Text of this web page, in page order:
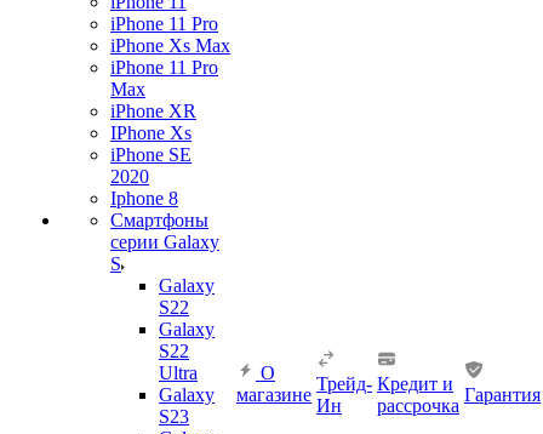
iPhone 11 Pro
iPhone Xs Max
iPhone 11 Pro
Max
iPhone XR
IPhone Xs
iPhone SE
2020
Iphone 8
Смартфоны
серии Galaxy
S
Galaxy
S22
Galaxy
S22
Ultra
Galaxy
S23
О
магазине
Трейд-
Ин
Кредит и
рассрочка
Гарантия